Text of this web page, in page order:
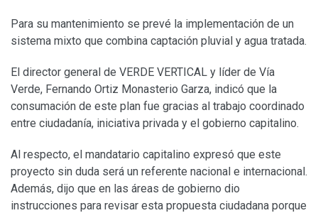
Para su mantenimiento se prevé la implementación de un
sistema mixto que combina captación pluvial y agua tratada.
El director general de VERDE VERTICAL y líder de Vía
Verde, Fernando Ortiz Monasterio Garza, indicó que la
consumación de este plan fue gracias al trabajo coordinado
entre ciudadanía, iniciativa privada y el gobierno capitalino.
Al respecto, el mandatario capitalino expresó que este
proyecto sin duda será un referente nacional e internacional.
Además, dijo que en las áreas de gobierno dio
instrucciones para revisar esta propuesta ciudadana porque